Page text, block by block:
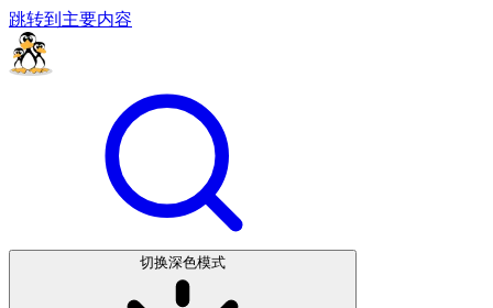
跳转到主要内容
切换深色模式